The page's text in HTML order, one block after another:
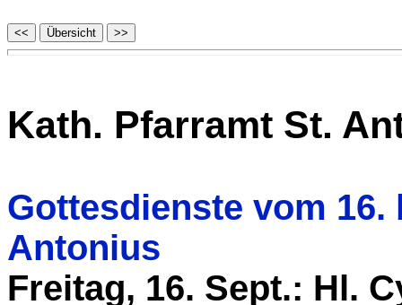
Kath. Pfarramt St.
Gottesdienste vom 16.
Antonius
Freitag, 16. Sept.: Hl.